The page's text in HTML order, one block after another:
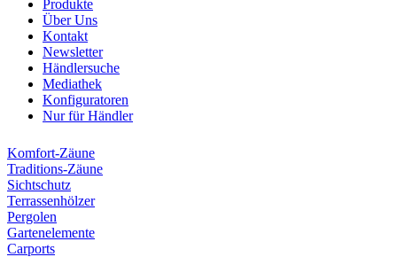
Produkte
Über Uns
Kontakt
Newsletter
Händlersuche
Mediathek
Konfiguratoren
Nur für Händler
Komfort-Zäune
Traditions-Zäune
Sichtschutz
Terrassenhölzer
Pergolen
Gartenelemente
Carports